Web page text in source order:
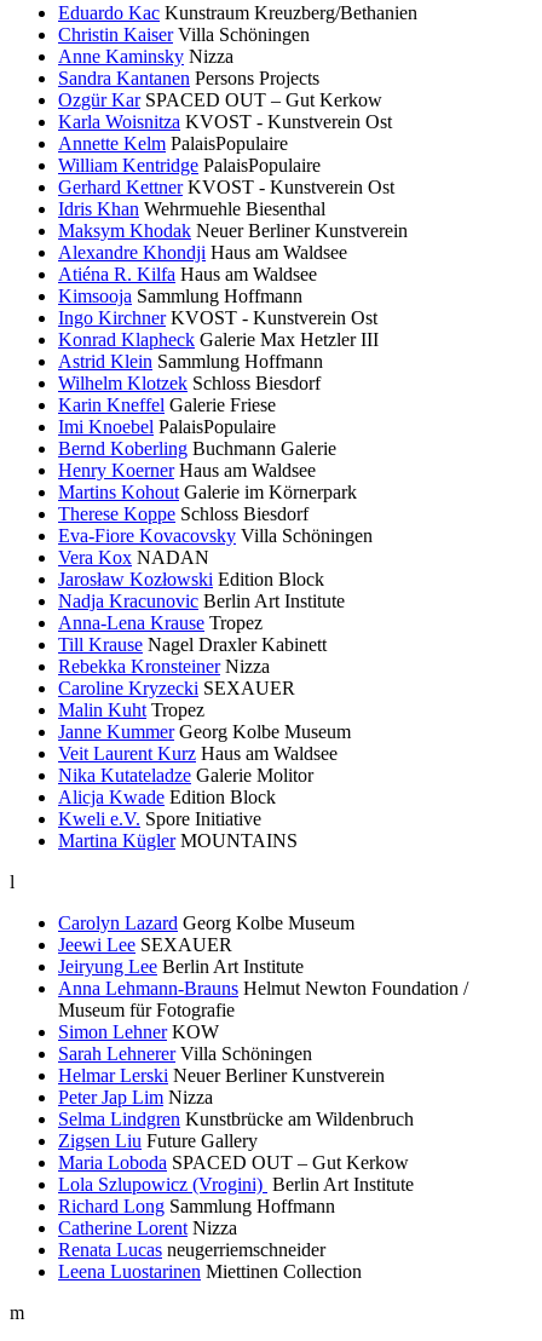
Eduardo Kac Kunstraum Kreuzberg/Bethanien
Christin Kaiser Villa Schöningen
Anne Kaminsky Nizza
Sandra Kantanen Persons Projects
Ozgür Kar SPACED OUT – Gut Kerkow
Karla Woisnitza KVOST - Kunstverein Ost
Annette Kelm PalaisPopulaire
William Kentridge PalaisPopulaire
Gerhard Kettner KVOST - Kunstverein Ost
Idris Khan Wehrmuehle Biesenthal
Maksym Khodak Neuer Berliner Kunstverein
Alexandre Khondji Haus am Waldsee
Atiéna R. Kilfa Haus am Waldsee
Kimsooja Sammlung Hoffmann
Ingo Kirchner KVOST - Kunstverein Ost
Konrad Klapheck Galerie Max Hetzler III
Astrid Klein Sammlung Hoffmann
Wilhelm Klotzek Schloss Biesdorf
Karin Kneffel Galerie Friese
Imi Knoebel PalaisPopulaire
Bernd Koberling Buchmann Galerie
Henry Koerner Haus am Waldsee
Martins Kohout Galerie im Körnerpark
Therese Koppe Schloss Biesdorf
Eva-Fiore Kovacovsky Villa Schöningen
Vera Kox NADAN
Jarosław Kozłowski Edition Block
Nadja Kracunovic Berlin Art Institute
Anna-Lena Krause Tropez
Till Krause Nagel Draxler Kabinett
Rebekka Kronsteiner Nizza
Caroline Kryzecki SEXAUER
Malin Kuht Tropez
Janne Kummer Georg Kolbe Museum
Veit Laurent Kurz Haus am Waldsee
Nika Kutateladze Galerie Molitor
Alicja Kwade Edition Block
Kweli e.V. Spore Initiative
Martina Kügler MOUNTAINS
l
Carolyn Lazard Georg Kolbe Museum
Jeewi Lee SEXAUER
Jeiryung Lee Berlin Art Institute
Anna Lehmann-Brauns Helmut Newton Foundation /
Museum für Fotografie
Simon Lehner KOW
Sarah Lehnerer Villa Schöningen
Helmar Lerski Neuer Berliner Kunstverein
Peter Jap Lim Nizza
Selma Lindgren Kunstbrücke am Wildenbruch
Zigsen Liu Future Gallery
Maria Loboda SPACED OUT – Gut Kerkow
Lola Szlupowicz (Vrogini) Berlin Art Institute
Richard Long Sammlung Hoffmann
Catherine Lorent Nizza
Renata Lucas neugerriemschneider
Leena Luostarinen Miettinen Collection
m